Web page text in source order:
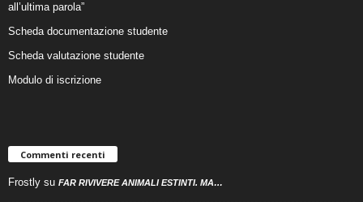
all’ultima parola”
Scheda documentazione studente
Scheda valutazione studente
Modulo di iscrizione
Commenti recenti
Frostly su FAR RIVIVERE ANIMALI ESTINTI. MA…